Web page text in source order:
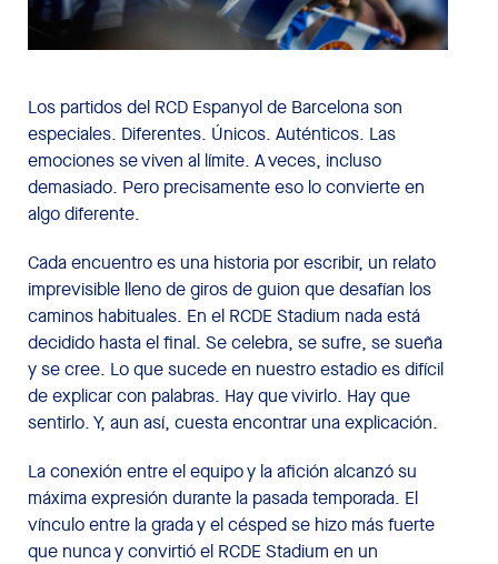
Los partidos del RCD Espanyol de Barcelona son
especiales. Diferentes. Únicos. Auténticos. Las
emociones se viven al límite. A veces, incluso
demasiado. Pero precisamente eso lo convierte en
algo diferente.
Cada encuentro es una historia por escribir, un relato
imprevisible lleno de giros de guion que desafían los
caminos habituales. En el RCDE Stadium nada está
decidido hasta el final. Se celebra, se sufre, se sueña
y se cree. Lo que sucede en nuestro estadio es difícil
de explicar con palabras. Hay que vivirlo. Hay que
sentirlo. Y, aun así, cuesta encontrar una explicación.
La conexión entre el equipo y la afición alcanzó su
máxima expresión durante la pasada temporada. El
vínculo entre la grada y el césped se hizo más fuerte
que nunca y convirtió el RCDE Stadium en un